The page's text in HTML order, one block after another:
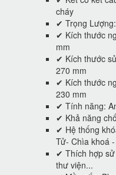
cháy
✔ Trọng
✔ Kích thước
mm
✔ Kích thước
270 mm
✔ Kích thước
230 mm
✔ Tính năng:
✔ Khả năng
✔ Hệ thống
Tử- Chìa khoá
✔ Thích hợp sử
thư viện...